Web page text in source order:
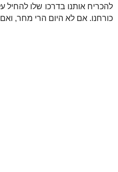
להכריח אותנו בדרכו שלו להחיל
כורחנו. אם לא היום הרי מחר,